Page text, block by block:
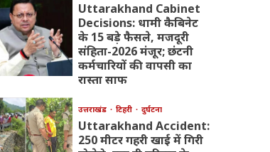
Uttarakhand Cabinet
Decisions: धामी कैबिनेट
के 15 बड़े फैसले, मजदूरी
संहिता-2026 मंजूर; छंटनी
कर्मचारियों की वापसी का
रास्ता साफ
उत्तराखंड टिहरी दुर्घटना
Uttarakhand Accident:
250 मीटर गहरी खाई में गिरी